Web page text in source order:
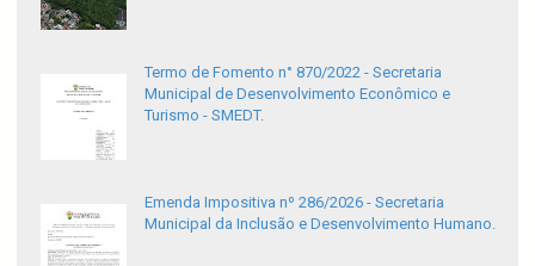
Termo de Fomento n° 870/2022 - Secretaria
Municipal de Desenvolvimento Econômico e
Turismo - SMEDT.
Emenda Impositiva nº 286/2026 - Secretaria
Municipal da Inclusão e Desenvolvimento Humano.